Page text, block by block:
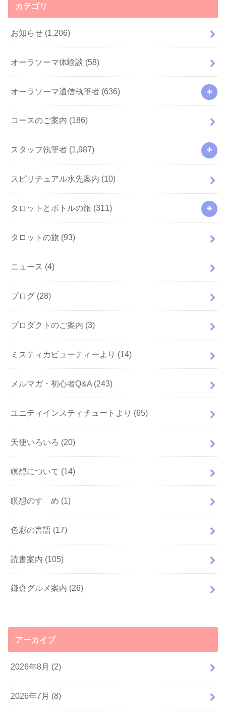
カテゴリ
お知らせ (1,206)
オーラソーマ体験談 (58)
オーラソーマ通信執筆者 (636)
コースのご案内 (186)
スタッフ執筆者 (1,987)
スピリチュアル水先案内 (10)
タロットとボトルの旅 (311)
タロットの旅 (93)
ニュース (4)
ブログ (28)
プロダクトのご案内 (3)
ミスティカビューティーより (14)
メルマガ・初心者Q&A (243)
ユニティインスティチュートより (65)
天使いろいろ (20)
瞑想について (14)
瞑想のすゝめ (1)
色彩の言語 (17)
読書案内 (105)
鎌倉グルメ案内 (26)
アーカイブ
2026年8月 (2)
2026年7月 (8)